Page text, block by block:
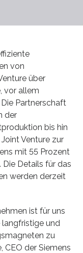
von
über
vor allem
Partnerschaft
der
bis hin
Venture zur
mit 55 Prozent
Details für das
werden derzeit
ist für uns
und
zu
CEO der Siemens